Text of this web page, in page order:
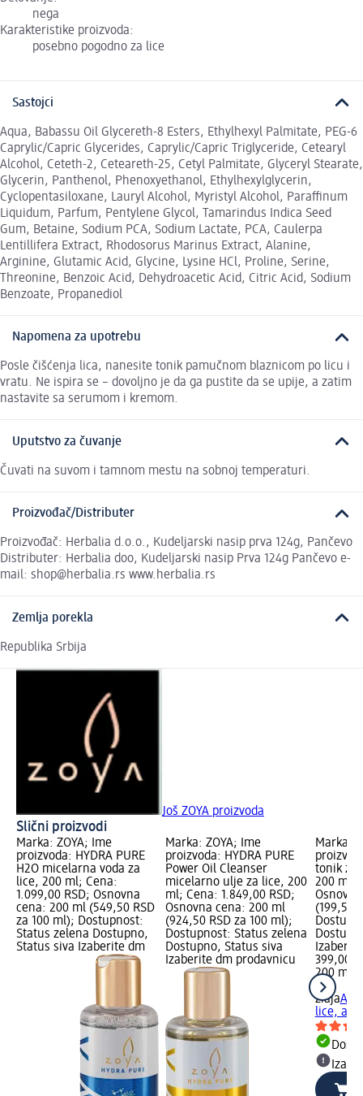
nega
Karakteristike proizvoda:
posebno pogodno za lice
Sastojci
Aqua, Babassu Oil Glycereth-8 Esters, Ethylhexyl Palmitate, PEG-6
Caprylic/Capric Glycerides, Caprylic/Capric Triglyceride, Cetearyl
Alcohol, Ceteth-2, Ceteareth-25, Cetyl Palmitate, Glyceryl Stearate,
Glycerin, Panthenol, Phenoxyethanol, Ethylhexylglycerin,
Cyclopentasiloxane, Lauryl Alcohol, Myristyl Alcohol, Paraffinum
Liquidum, Parfum, Pentylene Glycol, Tamarindus Indica Seed
Gum, Betaine, Sodium PCA, Sodium Lactate, PCA, Caulerpa
Lentillifera Extract, Rhodosorus Marinus Extract, Alanine,
Arginine, Glutamic Acid, Glycine, Lysine HCl, Proline, Serine,
Threonine, Benzoic Acid, Dehydroacetic Acid, Citric Acid, Sodium
Benzoate, Propanediol
Napomena za upotrebu
Posle čišćenja lica, nanesite tonik pamučnom blaznicom po licu i
vratu. Ne ispira se – dovoljno je da ga pustite da se upije, a zatim
nastavite sa serumom i kremom.
Uputstvo za čuvanje
Čuvati na suvom i tamnom mestu na sobnoj temperaturi.
Proizvođač/Distributer
Proizvođač: Herbalia d.o.o., Kudeljarski nasip prva 124g, Pančevo
Distributer: Herbalia doo, Kudeljarski nasip Prva 124g Pančevo e-
mail: shop@herbalia.rs www.herbalia.rs
Zemlja porekla
Republika Srbija
Još ZOYA proizvoda
Slični proizvodi
Marka: ZOYA; Ime
proizvoda: HYDRA PURE
H2O micelarna voda za
lice, 200 ml; Cena:
1.099,00 RSD; Osnovna
cena: 200 ml (549,50 RSD
za 100 ml); Dostupnost:
Status zelena Dostupno,
Status siva Izaberite dm
Marka: ZOYA; Ime
proizvoda: HYDRA PURE
Power Oil Cleanser
micelarno ulje za lice, 200
ml; Cena: 1.849,00 RSD;
Osnovna cena: 200 ml
(924,50 RSD za 100 ml);
Dostupnost: Status zelena
Dostupno, Status siva
Izaberite dm prodavnicu
Marka:
tonik za
200 ml;
(199,50
399,00
200 ml
ml)
ziaja
lice,